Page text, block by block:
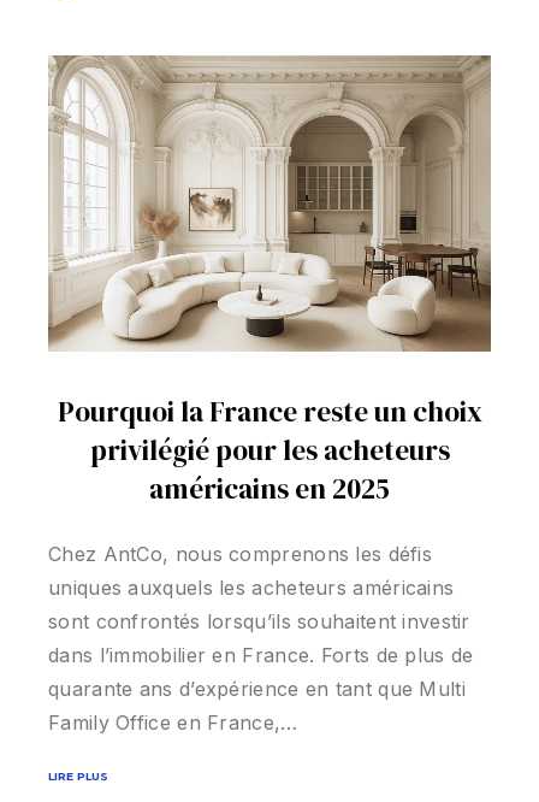
Pourquoi la France reste un choix
privilégié pour les acheteurs
américains en 2025
Chez AntCo, nous comprenons les défis
uniques auxquels les acheteurs américains
sont confrontés lorsqu’ils souhaitent investir
dans l’immobilier en France. Forts de plus de
quarante ans d’expérience en tant que Multi
Family Office en France,…
LIRE PLUS